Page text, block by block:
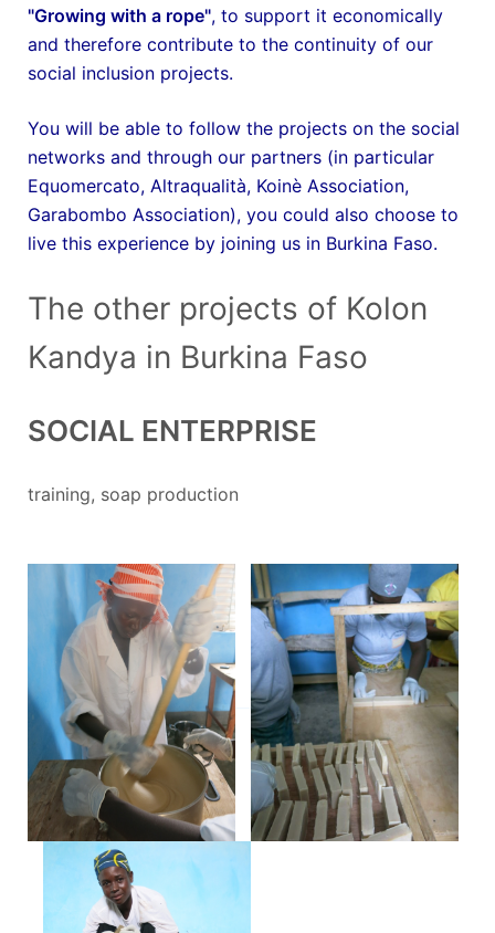
"Growing with a rope", to support it economically
and therefore contribute to the continuity of our
social inclusion projects.
You will be able to follow the projects on the social
networks and through our partners (in particular
Equomercato, Altraqualità, Koinè Association,
Garabombo Association), you could also choose to
live this experience by joining us in Burkina Faso.
The other projects of Kolon
Kandya in Burkina Faso
SOCIAL ENTERPRISE
training, soap production